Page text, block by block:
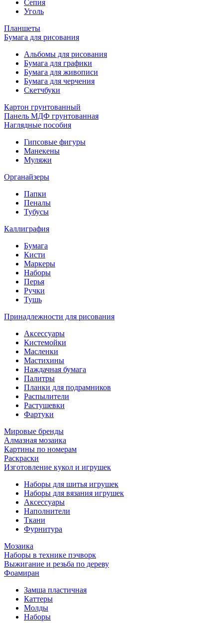
Сепия
Уголь
Планшеты
Бумага для рисования
Альбомы для рисования
Бумага для графики
Бумага для живописи
Бумага для черчения
Скетчбуки
Картон грунтованный
Панель МДФ грунтованная
Наглядные пособия
Гипсовые фигуры
Манекены
Муляжи
Органайзеры
Папки
Пеналы
Тубусы
Каллиграфия
Бумага
Кисти
Маркеры
Наборы
Перья
Ручки
Тушь
Принадлежности для рисования
Аксессуары
Кистемойки
Масленки
Мастихины
Наждачная бумага
Палитры
Планки для подрамников
Распылители
Растушевки
Фартуки
Мировые бренды
Алмазная мозаика
Картины по номерам
Раскраски
Изготовление кукол и игрушек
Наборы для шитья игрушек
Наборы для вязания игрушек
Аксессуары
Наполнители
Ткани
Фурнитура
Мозаика
Наборы в технике пэчворк
Выжигание и резьба по дереву
Фоамиран
Замша пластичная
Каттеры
Молды
Наборы